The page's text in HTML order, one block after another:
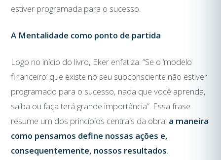
estiver programada para o sucesso.
A Mentalidade como ponto de partida
Logo no início do livro, Eker enfatiza: “Se o ‘modelo
financeiro’ que existe no seu subconsciente não estiver
programado para o sucesso, nada que você aprenda,
saiba ou faça terá grande importância”. Essa frase
resume um dos princípios centrais da obra: a maneira
como pensamos define nossas ações e,
consequentemente, nossos resultados